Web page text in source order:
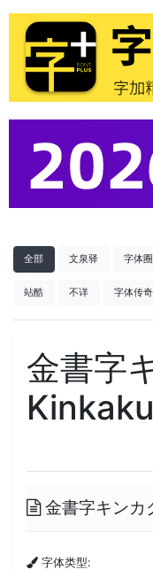
全部 文泉驿 字体圈
站酷 不详 字体传奇
金書字
金書字キンカ
字体类型: